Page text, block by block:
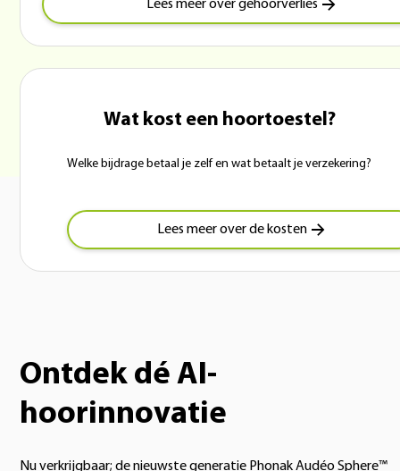
Lees meer over gehoorverlies
Wat kost een hoortoestel?
Welke bijdrage betaal je zelf en wat betaalt je verzekering?
Lees meer over de kosten
Ontdek dé AI-
hoorinnovatie
Nu verkrijgbaar; de nieuwste generatie Phonak Audéo Sphere™